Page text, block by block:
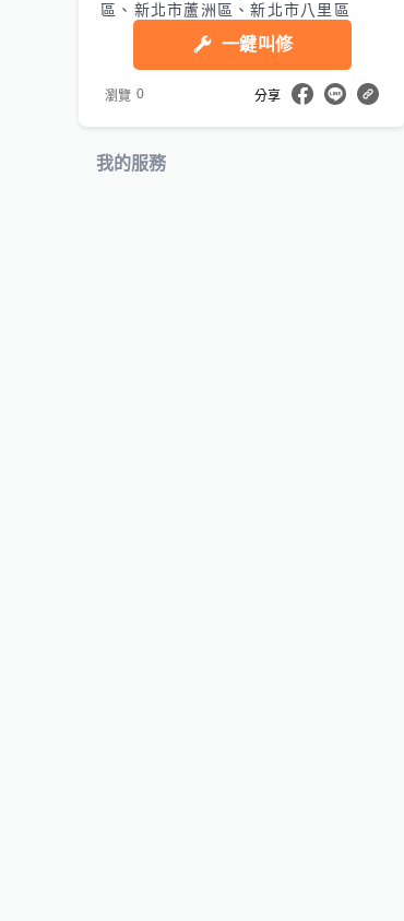
區、新北市蘆洲區、新北市八里區
一鍵叫修
瀏覽 0 分享
我的服務